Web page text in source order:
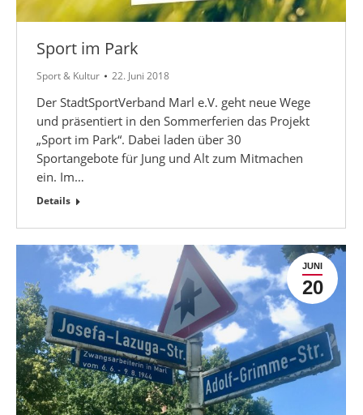
Sport im Park
Sport & Kultur 22. Juni 2018
Der StadtSportVerband Marl e.V. geht neue Wege
und präsentiert in den Sommerferien das Projekt
„Sport im Park“. Dabei laden über 30
Sportangebote für Jung und Alt zum Mitmachen
ein. Im…
Details
JUNI
20